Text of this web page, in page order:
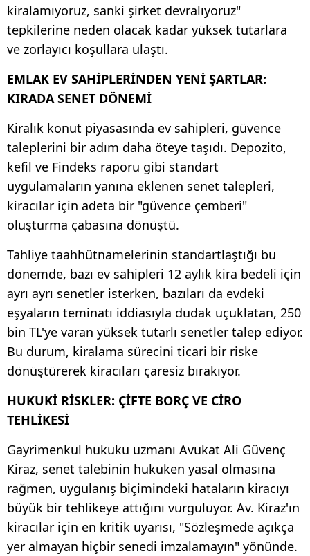
kiralamıyoruz, sanki şirket devralıyoruz"
tepkilerine neden olacak kadar yüksek tutarlara
ve zorlayıcı koşullara ulaştı. ​
EMLAK EV SAHİPLERİNDEN YENİ ŞARTLAR:
KIRADA SENET DÖNEMİ
Kiralık konut piyasasında ev sahipleri, güvence
taleplerini bir adım daha öteye taşıdı. Depozito,
kefil ve Findeks raporu gibi standart
uygulamaların yanına eklenen senet talepleri,
kiracılar için adeta bir "güvence çemberi"
oluşturma çabasına dönüştü.
Tahliye taahhütnamelerinin standartlaştığı bu
dönemde, bazı ev sahipleri 12 aylık kira bedeli için
ayrı ayrı senetler isterken, bazıları da evdeki
eşyaların teminatı iddiasıyla dudak uçuklatan, 250
bin TL'ye varan yüksek tutarlı senetler talep ediyor.
Bu durum, kiralama sürecini ticari bir riske
dönüştürerek kiracıları çaresiz bırakıyor.
​HUKUKİ RİSKLER: ÇİFTE BORÇ VE CİRO
TEHLİKESİ ​
Gayrimenkul hukuku uzmanı Avukat Ali Güvenç
Kiraz, senet talebinin hukuken yasal olmasına
rağmen, uygulanış biçimindeki hataların kiracıyı
büyük bir tehlikeye attığını vurguluyor. Av. Kiraz'ın
kiracılar için en kritik uyarısı, "Sözleşmede açıkça
yer almayan hiçbir senedi imzalamayın" yönünde.